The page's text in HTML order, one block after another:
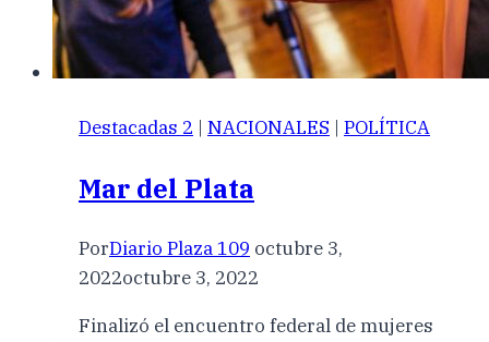
Destacadas 2 | NACIONALES | POLÍTICA
Mar del Plata
PorDiario Plaza 109 octubre 3,
2022octubre 3, 2022
Finalizó el encuentro federal de mujeres